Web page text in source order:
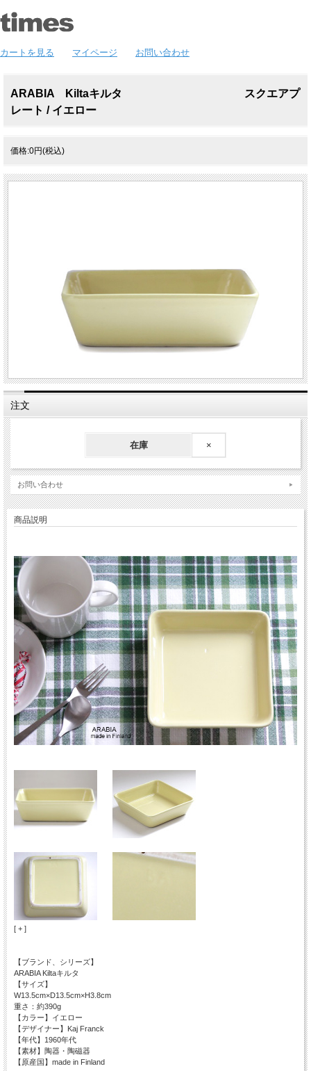
カートを見る マイページ お問い合わせ
ARABIA Kiltaキルタ スクエアプ
レート / イエロー
価格:0円(税込)
注文
在庫 ×
お問い合わせ
商品説明
[ + ]
【ブランド、シリーズ】
ARABIA Kiltaキルタ
【サイズ】
W13.5cm×D13.5cm×H3.8cm
重さ：約390g
【カラー】イエロー
【デザイナー】Kaj Franck
【年代】1960年代
【素材】陶器・陶磁器
【原産国】made in Finland